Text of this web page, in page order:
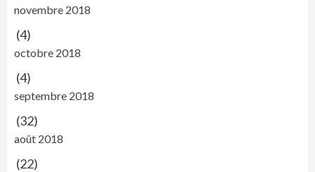
novembre 2018
(4)
octobre 2018
(4)
septembre 2018
(32)
août 2018
(22)